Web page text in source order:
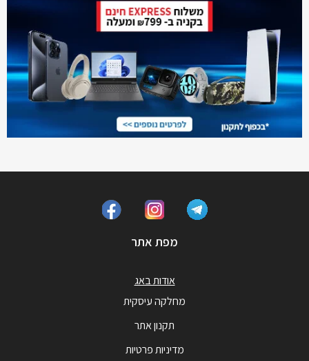
מפת אתר
אודות באג
מחלקה עיסקית
תקנון אתר
מדיניות פרטיות